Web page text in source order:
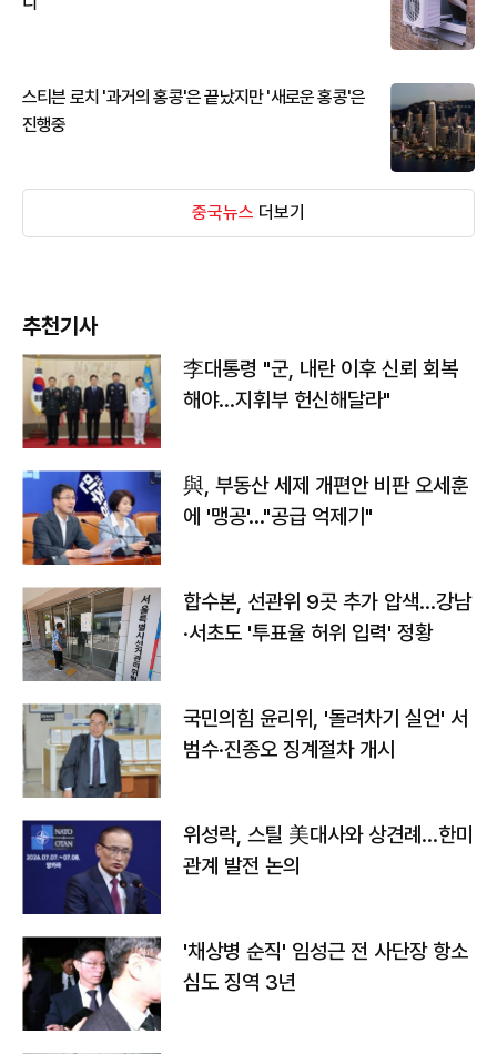
스티븐 로치 '과거의 홍콩'은 끝났지만 '새로운 홍콩'은
진행중
중국뉴스 더보기
추천기사
李대통령 "군, 내란 이후 신뢰 회복
해야…지휘부 헌신해달라"
與, 부동산 세제 개편안 비판 오세훈
에 '맹공'…"공급 억제기"
합수본, 선관위 9곳 추가 압색…강남
·서초도 '투표율 허위 입력' 정황
국민의힘 윤리위, '돌려차기 실언' 서
범수·진종오 징계절차 개시
위성락, 스틸 美대사와 상견례…한미
관계 발전 논의
'채상병 순직' 임성근 전 사단장 항소
심도 징역 3년